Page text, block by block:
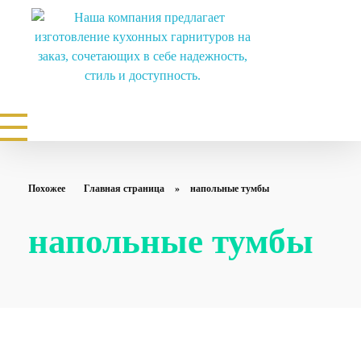
Похожее Главная страница » напольные тумбы
напольные тумбы